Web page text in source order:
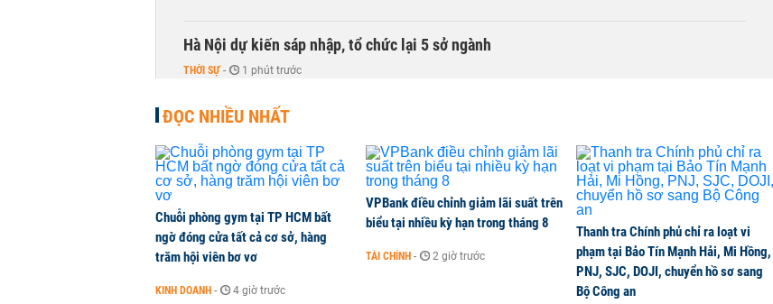
Hà Nội dự kiến sáp nhập, tổ chức lại 5 sở ngành
THỜI SỰ - 1 phút trước
PNJ công bố thông tin bất thường liên quan đến vấn đề nộp thuế
KINH DOANH - 1 phút trước
Vận tải biển toàn cầu tăng mạnh bất chấp căng thẳng địa chính trị
QUỐC TẾ - 1 phút trước
Việt Nam là điểm đến hấp dẫn với doanh nghiệp bán dẫn hàng đầu của Mỹ
ĐỌC NHIỀU NHẤT
Chuỗi phòng gym tại TP HCM bất
ngờ đóng cửa tất cả cơ sở, hàng
trăm hội viên bơ vơ
KINH DOANH - 4 giờ trước
VPBank điều chỉnh giảm lãi suất trên
biểu tại nhiều kỳ hạn trong tháng 8
TÀI CHÍNH - 2 giờ trước
Thanh tra Chính phủ chỉ ra loạt vi
phạm tại Bảo Tín Mạnh Hải, Mi Hồng,
PNJ, SJC, DOJI, chuyển hồ sơ sang
Bộ Công an